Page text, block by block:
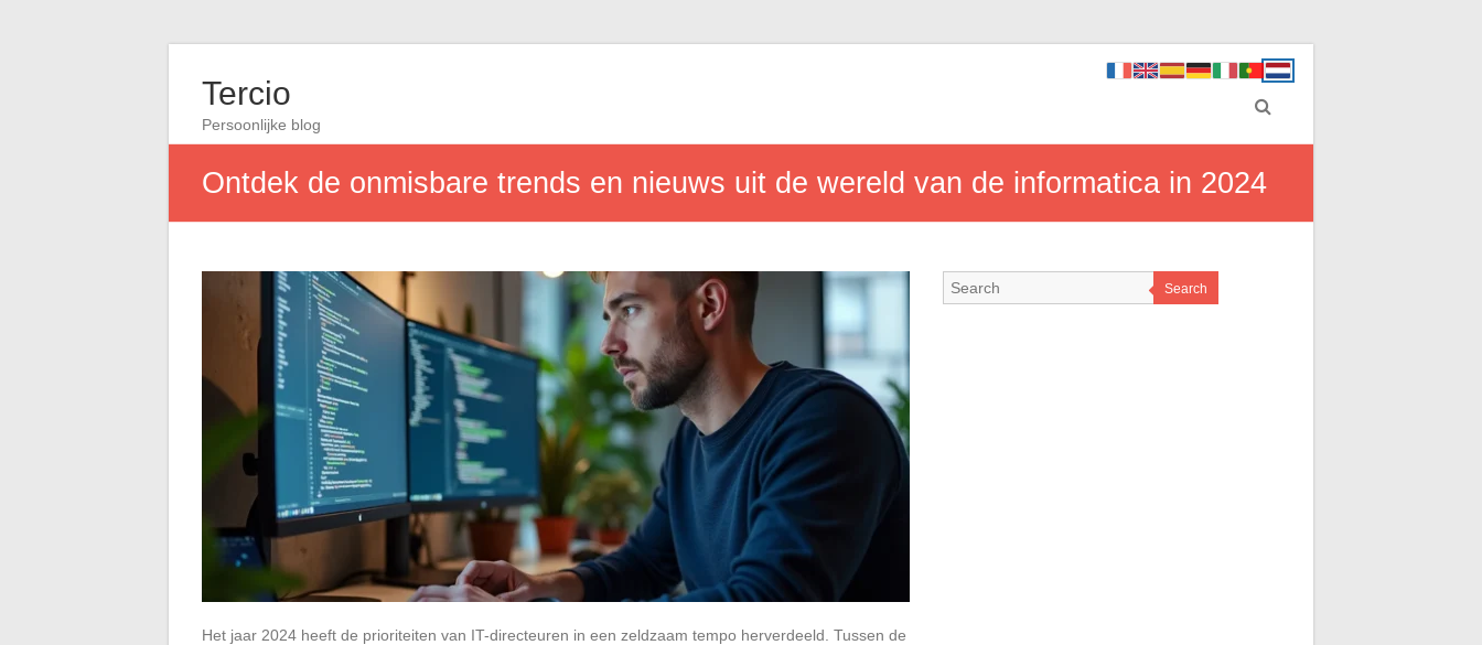
Tercio
Persoonlijke blog
Ontdek de onmisbare trends en nieuws uit de wereld van de informatica in 2024
Het jaar 2024 heeft de prioriteiten van IT-directeuren in een zeldzaam tempo herverdeeld. Tussen de
Search